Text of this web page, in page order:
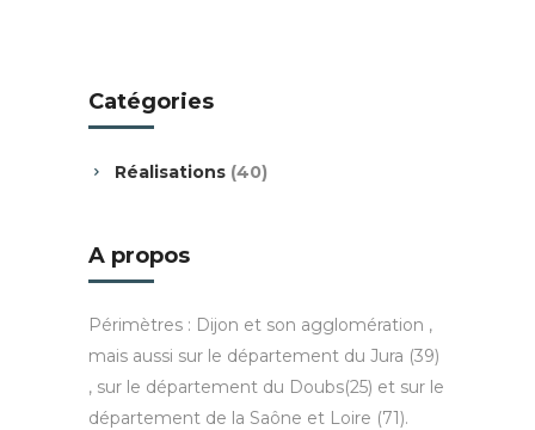
Catégories
Réalisations (40)
A propos
Périmètres : Dijon et son agglomération ,
mais aussi sur le département du Jura (39)
, sur le département du Doubs(25) et sur le
département de la Saône et Loire (71).